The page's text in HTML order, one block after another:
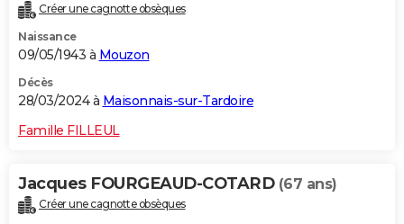
Créer une cagnotte obsèques
Naissance
09/05/1943 à Mouzon
Décès
28/03/2024 à Maisonnais-sur-Tardoire
Famille FILLEUL
Jacques FOURGEAUD-COTARD (67 ans)
Créer une cagnotte obsèques